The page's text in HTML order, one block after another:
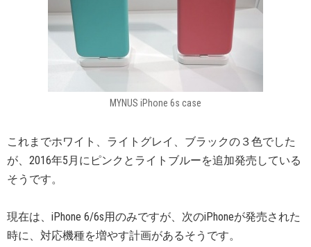
MYNUS iPhone 6s case
これまでホワイト、ライトグレイ、ブラックの３色でした
が、2016年5月にピンクとライトブルーを追加発売している
そうです。
現在は、iPhone 6/6s用のみですが、次のiPhoneが発売された
時に、対応機種を増やす計画があるそうです。